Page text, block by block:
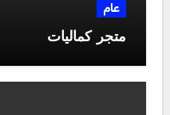
عام
متجر كماليات